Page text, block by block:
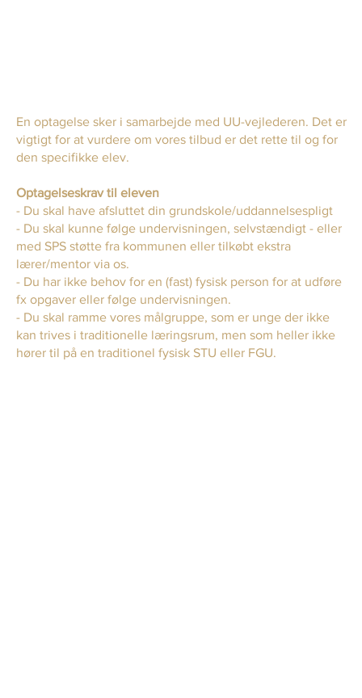
En optagelse sker i samarbejde med UU-vejlederen. Det er
vigtigt for at vurdere om vores tilbud er det rette til og for
den specifikke elev.
Optagelseskrav til eleven
- Du skal have afsluttet din grundskole/uddannelsespligt
- Du skal kunne følge undervisningen, selvstændigt - eller
med SPS støtte fra kommunen eller tilkøbt ekstra
lærer/mentor via os.
- Du har ikke behov for en (fast) fysisk person for at udføre
fx opgaver eller følge undervisningen.
- Du skal ramme vores målgruppe, som er unge der ikke
kan trives i traditionelle læringsrum, men som heller ikke
hører til på en traditionel fysisk STU eller FGU.